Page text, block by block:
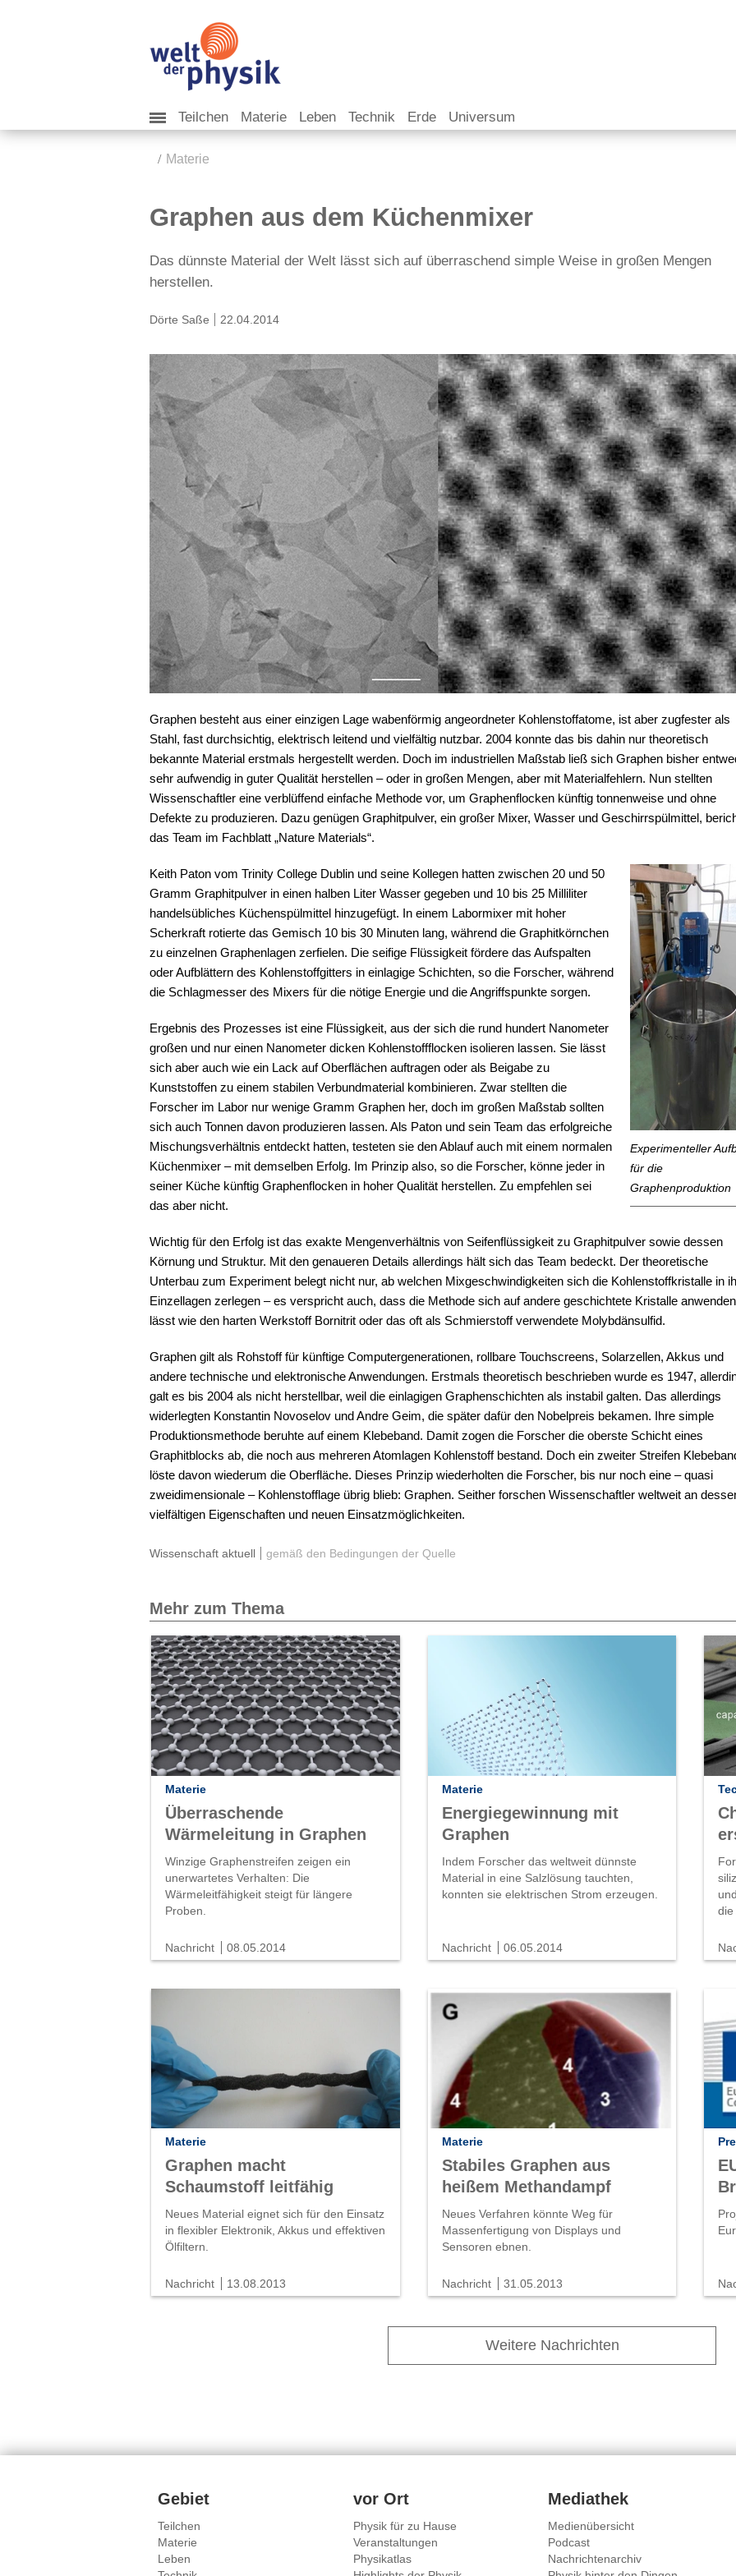
Teilchen Materie Leben Technik Erde Universum
Materie
Graphen aus dem Küchenmixer
Das dünnste Material der Welt lässt sich auf überraschend simple Weise in großen Mengen
herstellen.
Dörte Saße 22.04.2014
Graphen besteht aus einer einzigen Lage wabenförmig angeordneter Kohlenstoffatome, ist aber zugfester als
Stahl, fast durchsichtig, elektrisch leitend und vielfältig nutzbar. 2004 konnte das bis dahin nur theoretisch
bekannte Material erstmals hergestellt werden. Doch im industriellen Maßstab ließ sich Graphen bisher
sehr aufwendig in guter Qualität herstellen – oder in großen Mengen, aber mit Materialfehlern. Nun stellten
Wissenschaftler eine verblüffend einfache Methode vor, um Graphenflocken künftig tonnenweise und ohne
Defekte zu produzieren. Dazu genügen Graphitpulver, ein großer Mixer, Wasser und Geschirrspülmittel,
das Team im Fachblatt „Nature Materials“.
Experimenteller
für die
Graphenproduktion
Keith Paton vom Trinity College Dublin und seine Kollegen hatten zwischen 20 und 50
Gramm Graphitpulver in einen halben Liter Wasser gegeben und 10 bis 25 Milliliter
handelsübliches Küchenspülmittel hinzugefügt. In einem Labormixer mit hoher
Scherkraft rotierte das Gemisch 10 bis 30 Minuten lang, während die Graphitkörnchen
zu einzelnen Graphenlagen zerfielen. Die seifige Flüssigkeit fördere das Aufspalten
oder Aufblättern des Kohlenstoffgitters in einlagige Schichten, so die Forscher, während
die Schlagmesser des Mixers für die nötige Energie und die Angriffspunkte sorgen.
Ergebnis des Prozesses ist eine Flüssigkeit, aus der sich die rund hundert Nanometer
großen und nur einen Nanometer dicken Kohlenstoffflocken isolieren lassen. Sie lässt
sich aber auch wie ein Lack auf Oberflächen auftragen oder als Beigabe zu
Kunststoffen zu einem stabilen Verbundmaterial kombinieren. Zwar stellten die
Forscher im Labor nur wenige Gramm Graphen her, doch im großen Maßstab sollten
sich auch Tonnen davon produzieren lassen. Als Paton und sein Team das erfolgreiche
Mischungsverhältnis entdeckt hatten, testeten sie den Ablauf auch mit einem normalen
Küchenmixer – mit demselben Erfolg. Im Prinzip also, so die Forscher, könne jeder in
seiner Küche künftig Graphenflocken in hoher Qualität herstellen. Zu empfehlen sei
das aber nicht.
Wichtig für den Erfolg ist das exakte Mengenverhältnis von Seifenflüssigkeit zu Graphitpulver sowie dessen
Körnung und Struktur. Mit den genaueren Details allerdings hält sich das Team bedeckt. Der theoretische
Unterbau zum Experiment belegt nicht nur, ab welchen Mixgeschwindigkeiten sich die Kohlenstoffkristalle in
Einzellagen zerlegen – es verspricht auch, dass die Methode sich auf andere geschichtete Kristalle anwenden
lässt wie den harten Werkstoff Bornitrit oder das oft als Schmierstoff verwendete Molybdänsulfid.
Graphen gilt als Rohstoff für künftige Computergenerationen, rollbare Touchscreens, Solarzellen, Akkus und
andere technische und elektronische Anwendungen. Erstmals theoretisch beschrieben wurde es 1947,
galt es bis 2004 als nicht herstellbar, weil die einlagigen Graphenschichten als instabil galten. Das allerdings
widerlegten Konstantin Novoselov und Andre Geim, die später dafür den Nobelpreis bekamen. Ihre simple
Produktionsmethode beruhte auf einem Klebeband. Damit zogen die Forscher die oberste Schicht eines
Graphitblocks ab, die noch aus mehreren Atomlagen Kohlenstoff bestand. Doch ein zweiter Streifen
löste davon wiederum die Oberfläche. Dieses Prinzip wiederholten die Forscher, bis nur noch eine – quasi
zweidimensionale – Kohlenstofflage übrig blieb: Graphen. Seither forschen Wissenschaftler weltweit an
vielfältigen Eigenschaften und neuen Einsatzmöglichkeiten.
Wissenschaft aktuell gemäß den Bedingungen der Quelle
Mehr zum Thema
Materie
Überraschende
Wärmeleitung in Graphen
Winzige Graphenstreifen zeigen ein
unerwartetes Verhalten: Die
Wärmeleitfähigkeit steigt für längere
Proben.
Nachricht 08.05.2014
Materie
Energiegewinnung mit
Graphen
Indem Forscher das weltweit dünnste
Material in eine Salzlösung tauchten,
konnten sie elektrischen Strom erzeugen.
Nachricht 06.05.2014
die
Materie
Graphen macht
Schaumstoff leitfähig
Neues Material eignet sich für den Einsatz
in flexibler Elektronik, Akkus und effektiven
Ölfiltern.
Nachricht 13.08.2013
Materie
Stabiles Graphen aus
heißem Methandampf
Neues Verfahren könnte Weg für
Massenfertigung von Displays und
Sensoren ebnen.
Nachricht 31.05.2013
Weitere Nachrichten
Inhalte
Gebiet
Teilchen
Materie
Leben
vor Ort
Physik für zu Hause
Veranstaltungen
Physikatlas
Mediathek
Medienübersicht
Podcast
Nachrichtenarchiv